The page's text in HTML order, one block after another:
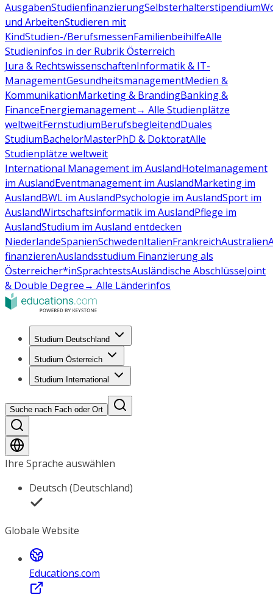
AusgabenStudienfinanzierungSelbsterhalterstipendium
und ArbeitenStudieren mit
KindStudien-/BerufsmessenFamilienbeihilfeAlle
Studieninfos in der Rubrik Österreich
Jura & RechtswissenschaftenInformatik & IT-
ManagementGesundheitsmanagementMedien &
KommunikationMarketing & BrandingBanking &
FinanceEnergiemanagement→ Alle Studienplätze
weltweitFernstudiumBerufsbegleitendDuales
StudiumBachelorMasterPhD & DoktoratAlle
Studienplätze weltweit
International Management im AuslandHotelmanagement
im AuslandEventmanagement im AuslandMarketing im
AuslandBWL im AuslandPsychologie im AuslandSport im
AuslandWirtschaftsinformatik im AuslandPflege im
AuslandStudium im Ausland entdecken
NiederlandeSpanienSchwedenItalienFrankreichAustralien
finanzierenAuslandsstudium Finanzierung als
Österreicher*inSprachtestsAusländische AbschlüsseJoint
& Double Degree→ Alle Länderinfos
Studium Deutschland
Studium Österreich
Studium International
Suche nach Fach oder Ort
Ihre Sprache auswählen
Deutsch (Deutschland)
Globale Website
Educations.com